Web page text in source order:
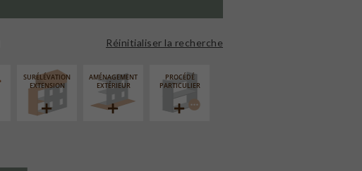
Réinitialiser la recherche
SURÉLÉVATION
EXTENSION
AMÉNAGEMENT
EXTÉRIEUR
PROCÉDÉ
PARTICULIER